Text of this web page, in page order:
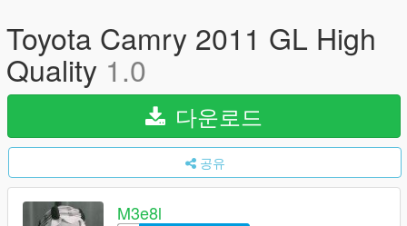
Toyota Camry 2011 GL High
Quality 1.0
다운로드
공유
M3e8l